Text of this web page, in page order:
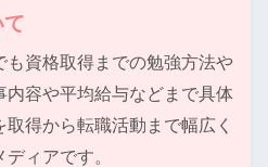
も資格取得までの勉強方法や
内容や平均給与などまで具体
得から転職活動まで幅広く
ィアです。